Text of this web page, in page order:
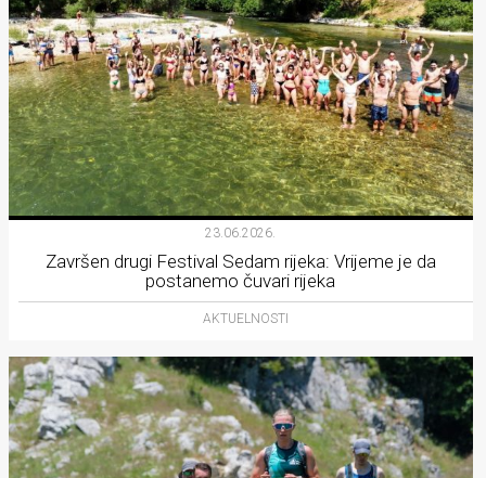
23.06.2026.
Završen drugi Festival Sedam rijeka: Vrijeme je da
postanemo čuvari rijeka
AKTUELNOSTI